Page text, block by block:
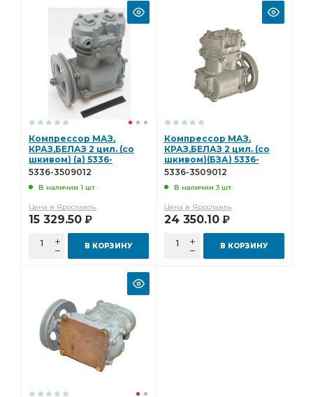
Компрессор МАЗ,
КРАЗ,БЕЛАЗ 2 цил. (со
шкивом) (а) 5336-
3509012
5336-3509012
В наличии 1 шт.
Цена в Ярославль
15 329.50 Р
В КОРЗИНУ
Компрессор МАЗ,
КРАЗ,БЕЛАЗ 2 цил. (со
шкивом)(БЗА) 5336-
3509012
5336-3509012
В наличии 3 шт.
Цена в Ярославль
24 350.10 Р
В КОРЗИНУ